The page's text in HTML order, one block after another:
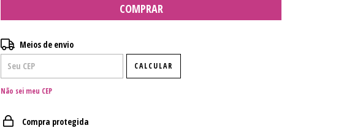
Entregas para o CEP:
Meios de envio
CALCULAR
Não sei meu CEP
Compra protegida